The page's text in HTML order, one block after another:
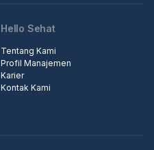
Hello Sehat
Tentang Kami
Profil Manajemen
Karier
Kontak Kami